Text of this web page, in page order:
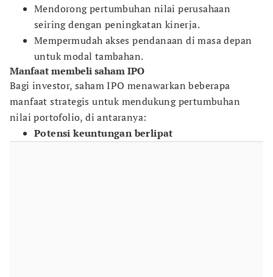
Mendorong pertumbuhan nilai perusahaan
seiring dengan peningkatan kinerja.
Mempermudah akses pendanaan di masa depan
untuk modal tambahan.
Manfaat membeli saham IPO
Bagi investor, saham IPO menawarkan beberapa
manfaat strategis untuk mendukung pertumbuhan
nilai portofolio, di antaranya:
Potensi keuntungan berlipat